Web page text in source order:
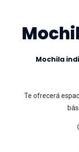
Mochila
Te ofrecerá